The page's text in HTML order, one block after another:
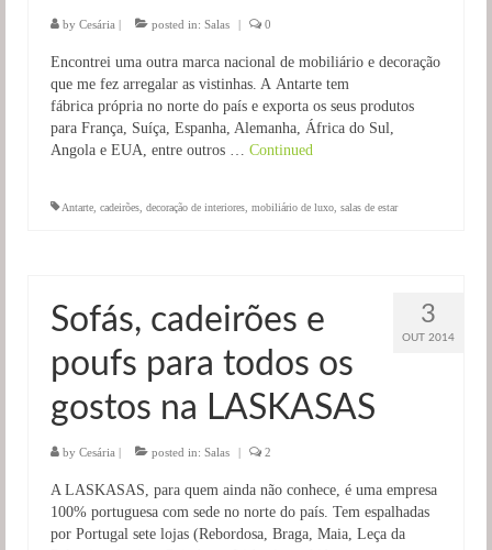
Jardim
by Cesária | posted in: Salas | 0
Encontrei uma outra marca nacional de mobiliário e decoração
que me fez arregalar as vistinhas. A Antarte tem
fábrica própria no norte do país e exporta os seus produtos
para França, Suíça, Espanha, Alemanha, África do Sul,
Angola e EUA, entre outros … Continued
Antarte cadeirões decoração de interiores mobiliário de luxo salas de estar
3
OUT 2014
Sofás, cadeirões e
poufs para todos os
gostos na LASKASAS
by Cesária | posted in: Salas | 2
A LASKASAS, para quem ainda não conhece, é uma empresa
100% portuguesa com sede no norte do país. Tem espalhadas
por Portugal sete lojas (Rebordosa, Braga, Maia, Leça da